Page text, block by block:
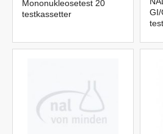
Mononukleosetest 20
testkassetter
GI/